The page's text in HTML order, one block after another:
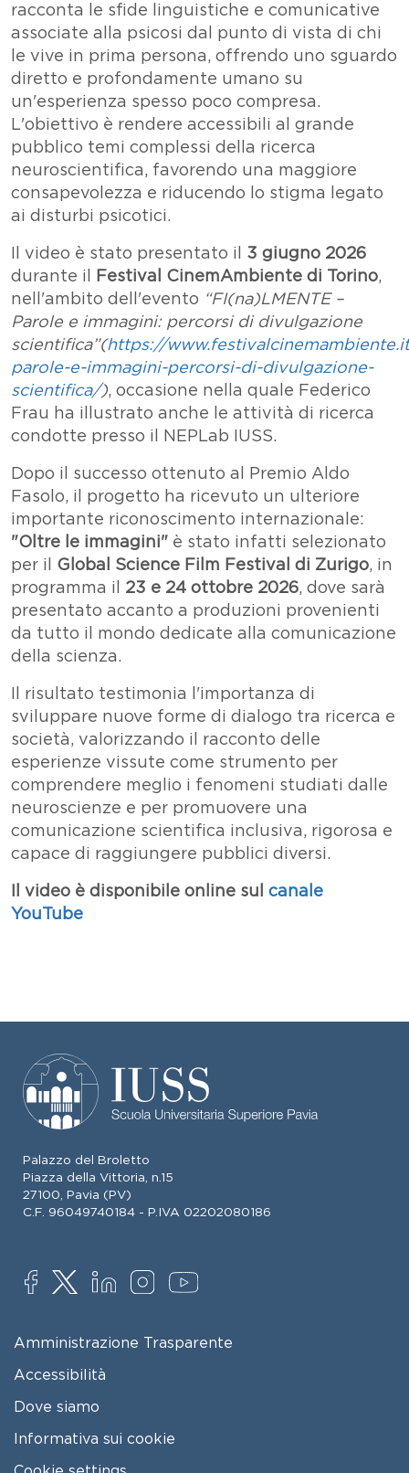
racconta le sfide linguistiche e comunicative
associate alla psicosi dal punto di vista di chi
le vive in prima persona, offrendo uno sguardo
diretto e profondamente umano su
un'esperienza spesso poco compresa.
L'obiettivo è rendere accessibili al grande
pubblico temi complessi della ricerca
neuroscientifica, favorendo una maggiore
consapevolezza e riducendo lo stigma legato
ai disturbi psicotici.
Il video è stato presentato il 3 giugno 2026
durante il
Festival CinemAmbiente di Torino,
nell'ambito dell'evento “FI(na)LMENTE –
Parole e immagini: percorsi di divulgazione
scientifica”(https://
parole-e-immagini-percorsi-di-divulgazione-
scientifica/), occasione nella quale Federico
Frau ha illustrato anche le attività di ricerca
condotte presso il NEPLab IUSS.
Dopo il successo ottenuto al Premio Aldo
Fasolo, il progetto ha ricevuto un ulteriore
importante riconoscimento internazionale:
"Oltre le immagini" è stato infatti selezionato
per il Global Science Film Festival di Zurigo, in
programma il 23 e 24 ottobre 2026, dove sarà
presentato accanto a produzioni provenienti
da tutto il mondo dedicate alla comunicazione
della scienza.
Il risultato testimonia l'importanza di
sviluppare nuove forme di dialogo tra ricerca e
società, valorizzando il racconto delle
esperienze vissute come strumento per
comprendere meglio i fenomeni studiati dalle
neuroscienze e per promuovere una
comunicazione scientifica inclusiva, rigorosa e
capace di raggiungere pubblici diversi.
Il video è disponibile online sul canale
YouTube
Palazzo del Broletto
Piazza della Vittoria, n.15
27100, Pavia (PV)
C.F. 96049740184 - P.IVA 02202080186
SOCIAL
FOOTER MENU
Amministrazione Trasparente
Accessibilità
Dove siamo
Informativa sui cookie